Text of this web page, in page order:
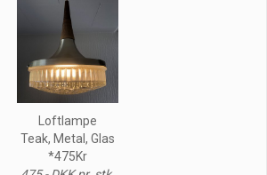
Loftlampe
Teak, Metal, Glas
*475Kr